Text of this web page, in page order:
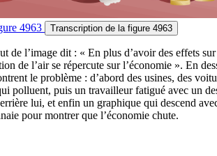
4963 Transcription de la figure 4963
de l’image dit : « En plus d’avoir des effets
de l’air se répercute sur l’économie ». En
le problème : d’abord des usines, des
polluent, puis un travailleur fatigué avec un
lui, et enfin un graphique qui descend
pour montrer que l’économie chute.